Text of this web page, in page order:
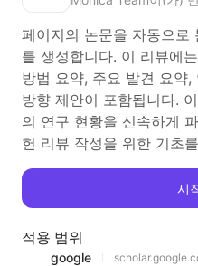
페이지의 논문을 자동으로
를 생성합니다. 이 리뷰에
방법 요약, 주요 발견 요약
방향 제안이 포함됩니다.
의 연구 현황을 신속하게
헌 리뷰 작성을 위한 기초
시
적용 범위
google